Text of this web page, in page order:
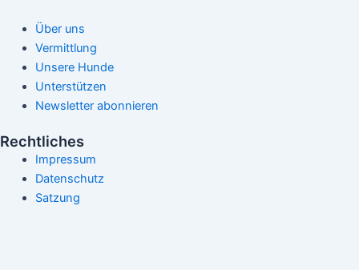
Über uns
Vermittlung
Unsere Hunde
Unterstützen
Newsletter abonnieren
Rechtliches
Impressum
Datenschutz
Satzung